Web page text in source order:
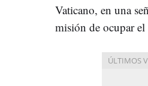
Vaticano, en una
misión de ocupar